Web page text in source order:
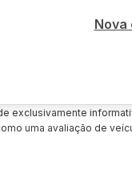
Nova
exclusivamente
uma avaliação de